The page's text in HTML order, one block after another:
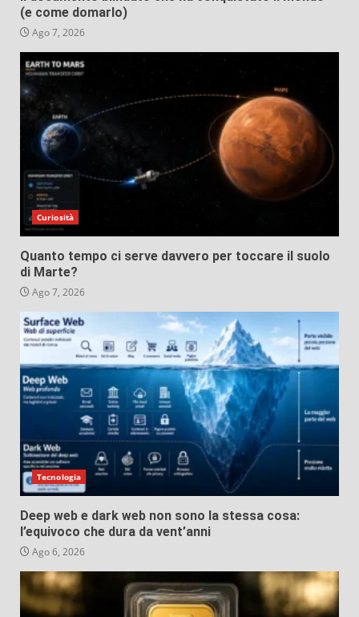
(e come domarlo)
Ago 7, 2026
Curiosità
Quanto tempo ci serve davvero per toccare il suolo
di Marte?
Ago 7, 2026
Tecnologia
Deep web e dark web non sono la stessa cosa:
l’equivoco che dura da vent’anni
Ago 6, 2026